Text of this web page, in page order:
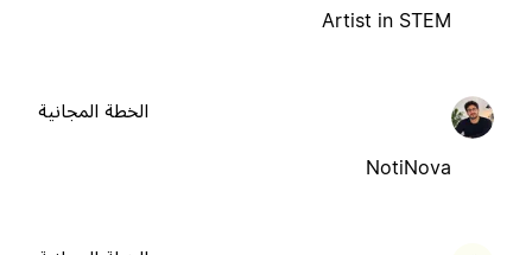
Artist in STEM
NotiNova
الخطة المجانية